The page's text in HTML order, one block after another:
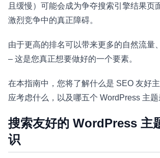
且缓慢）可能会成为争夺搜索引擎结果页
激烈竞争中的真正障碍。
由于更高的排名可以带来更多的自然流量
– 这是您真正想要做好的一个要素。
在本指南中，您将了解什么是 SEO 友好
应考虑什么，以及哪五个 WordPress 主题
搜索友好的 WordPress 主
识